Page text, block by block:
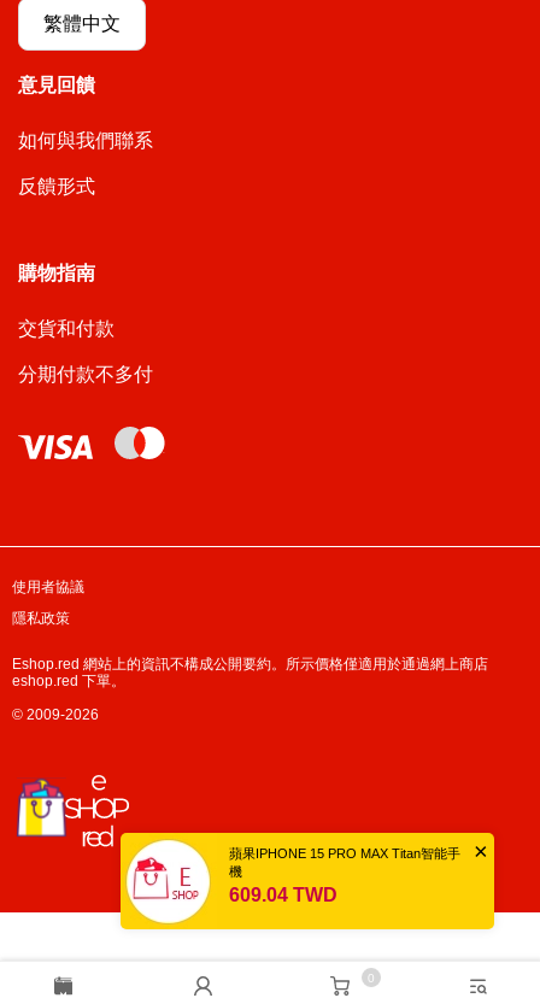
0
繁體中文
意見回饋
如何與我們聯系
反饋形式
購物指南
交貨和付款
分期付款不多付
使用者協議
隱私政策
Eshop.red 網站上的資訊不構成公開要約。所示價格僅適用於通過網上商店
eshop.red 下單。
© 2009-2026
×
蘋果IPHONE 15 PRO MAX Titan智能手
機
609.04 TWD